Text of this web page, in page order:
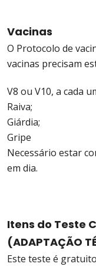
Vacinas
O Protocolo de
vacinas precisam
V8 ou V10, a cada
Raiva;
Giárdia;
Gripe
Necessário estar
em dia.
Itens do Teste
(ADAPTAÇÃO
Este teste é